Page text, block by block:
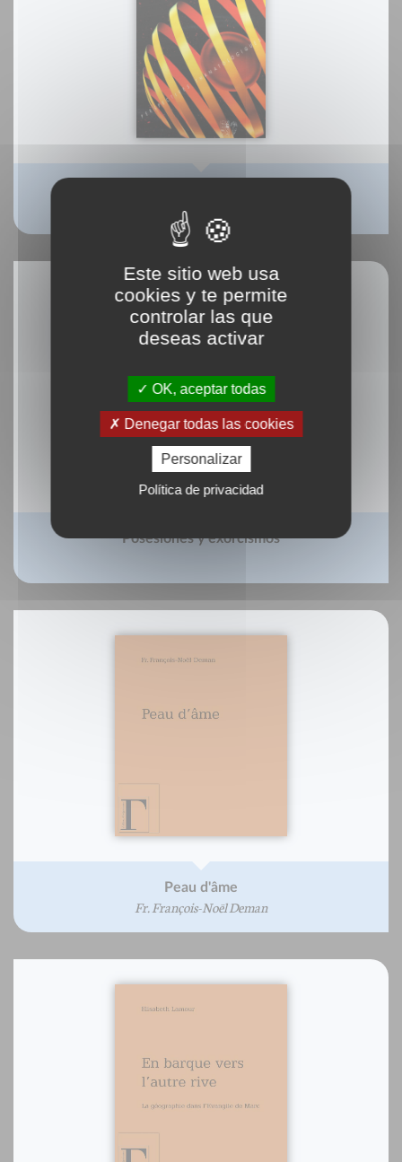
Dr. Hubert Larcher
Posesiones y exorcismos
Peau d'âme
Fr. François-Noël Deman
Este sitio web usa
cookies y te permite
controlar las que
deseas activar
OK, aceptar todas
Denegar todas las cookies
Personalizar
Política de privacidad